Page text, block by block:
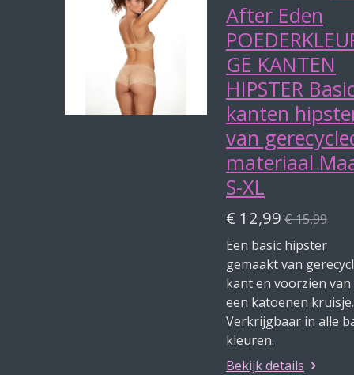
After Eden
GE KANTEN
HIPSTER
kanten
van
materiaal
S-XL
€ 12,99 € 15,99
Een basic hipster
gemaakt van
kant en voorzien van
een katoenen kruisje.
Verkrijgbaar in alle
kleuren.
Bekijk details